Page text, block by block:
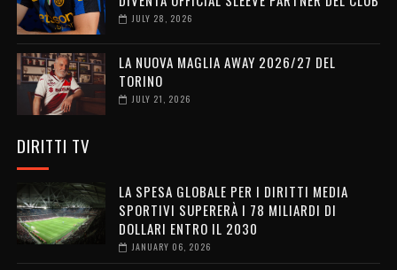
JULY 28, 2026
LA NUOVA MAGLIA AWAY 2026/27 DEL
TORINO
JULY 21, 2026
DIRITTI TV
LA SPESA GLOBALE PER I DIRITTI MEDIA
SPORTIVI SUPERERÀ I 78 MILIARDI DI
DOLLARI ENTRO IL 2030
JANUARY 06, 2026